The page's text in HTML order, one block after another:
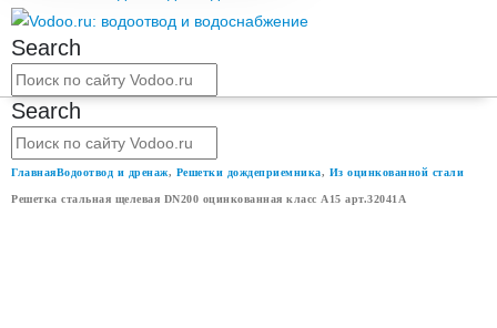
Search
Search
ГлавнаяВодоотвод и дренаж, Решетки дождеприемника, Из оцинкованной стали
Решетка стальная щелевая DN200 оцинкованная класс А15 арт.32041А